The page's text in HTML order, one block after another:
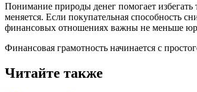
Понимание природы денег помогает
меняется. Если покупательная способность
финансовых отношениях важны не меньше
Финансовая грамотность начинается с
Читайте также